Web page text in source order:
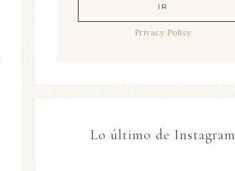
Privacy Policy
Lo último de Instagram